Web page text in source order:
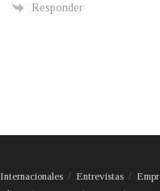
Responder
Internacionales Entrevistas